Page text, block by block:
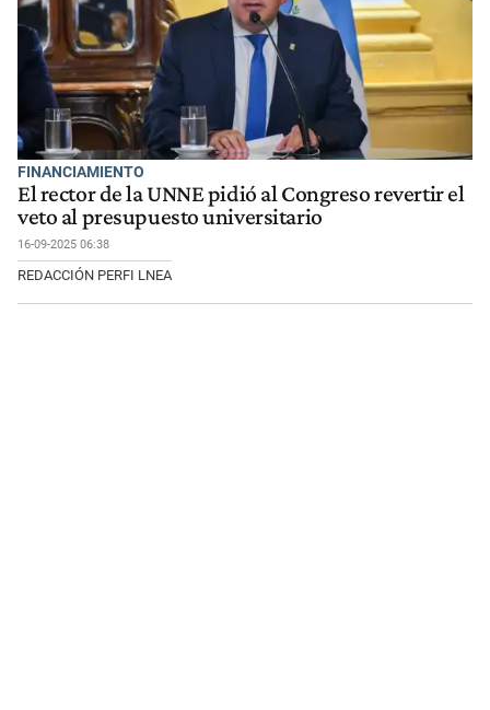
FINANCIAMIENTO
El rector de la UNNE pidió al Congreso revertir el
veto al presupuesto universitario
16-09-2025 06:38
REDACCIÓN PERFI LNEA